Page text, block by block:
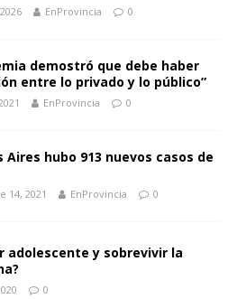
EnProvincia 0
demostró que debe haber
entre lo privado y lo público”
EnProvincia 0
Aires hubo 913 nuevos casos de
14, 2021 EnProvincia 0
adolescente y sobrevivir la
0